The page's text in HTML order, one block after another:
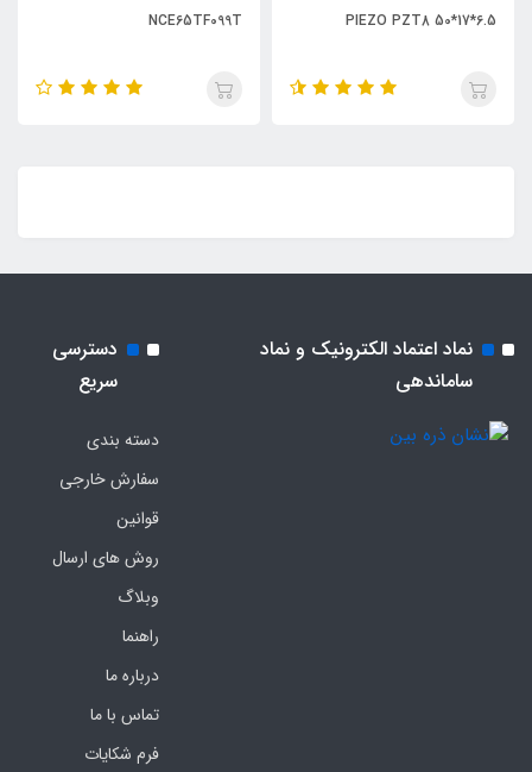
PIEZO PZT8 50*17*6.5
NCE65TF099T
نماد اعتماد الکترونیک و نماد
ساماندهی
دسترسی
سریع
دسته بندی
سفارش خارجی
قوانین
روش های ارسال
وبلاگ
راهنما
درباره ما
تماس با ما
فرم‌ شکایات